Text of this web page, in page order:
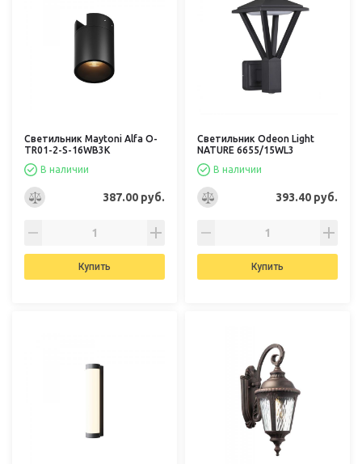
Светильник Maytoni Alfa O-
TR01-2-S-16WB3K
В наличии
387.00 руб.
Купить
Светильник Odeon Light
NATURE 6655/15WL3
В наличии
393.40 руб.
Купить